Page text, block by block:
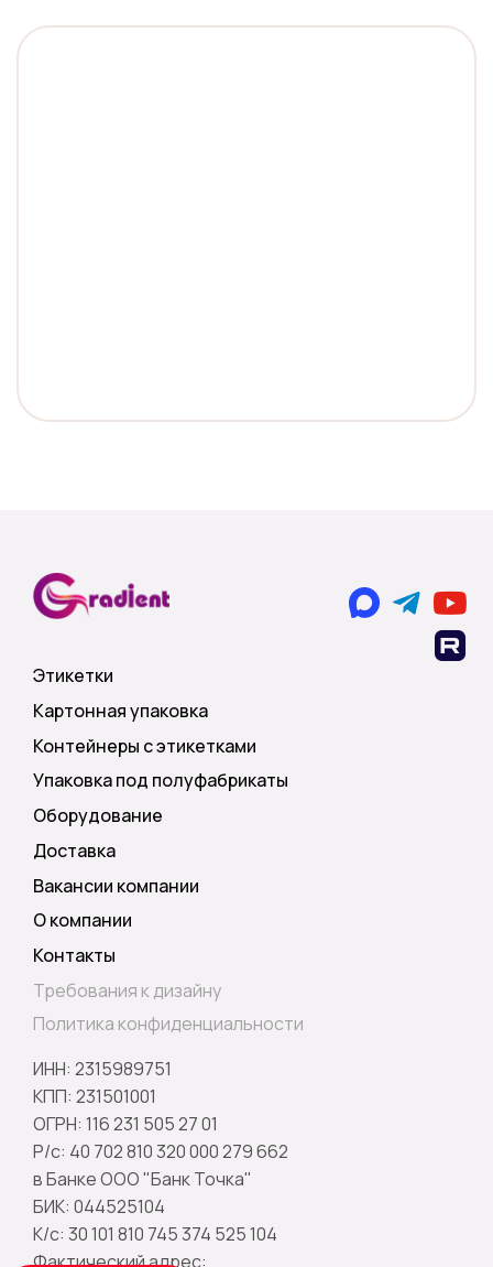
Этикетки
Картонная упаковка
Контейнеры с этикетками
Упаковка под полуфабрикаты
Оборудование
Доставка
Вакансии компании
О компании
Контакты
Требования к дизайну
Политика конфиденциальности
ИНН: 2315989751
КПП: 231501001
ОГРН: 116 231 505 27 01
Р/с: 40 702 810 320 000 279 662
в Банке ООО "Банк Точка"
БИК: 044525104
К/с: 30 101 810 745 374 525 104
Фактический адрес: